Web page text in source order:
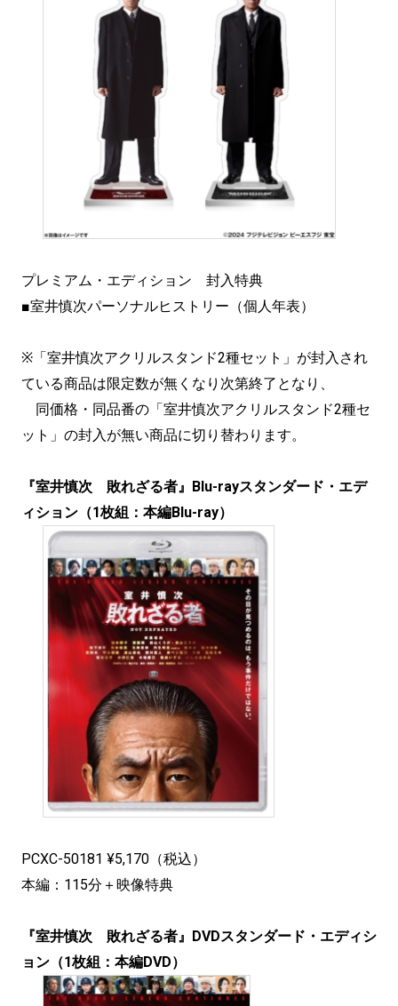
プレミアム・エディション 封入特典
■室井慎次パーソナルヒストリー（個人年表）
※「室井慎次アクリルスタンド2種セット」が封入され
ている商品は限定数が無くなり次第終了となり、
同価格・同品番の「室井慎次アクリルスタンド2種セ
ット」の封入が無い商品に切り替わります。
『室井慎次 敗れざる者』Blu-rayスタンダード・エデ
ィション（1枚組：本編Blu-ray）
PCXC-50181 ¥5,170（税込）
本編：115分＋映像特典
『室井慎次 敗れざる者』DVDスタンダード・エディシ
ョン（1枚組：本編DVD）